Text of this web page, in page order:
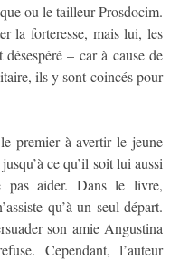
ou le tailleur Prosdocim.
la forteresse, mais lui, les
– car à cause de
ils y sont coincés pour
premier à avertir le jeune
ce qu’il soit lui aussi
pas aider. Dans le livre,
qu’à un seul départ.
son amie Angustina
Cependant, l’auteur